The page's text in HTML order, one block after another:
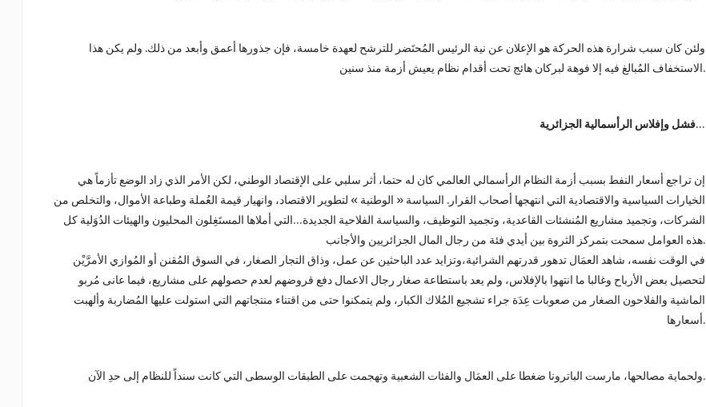
ولئن كان سبب شرارة هذه الحركة هو الإعلان عن نية الرئيس المُحتَضر للترشح لعهدة خامسة، فإن جذورها أعمق وأبعد من ذلك. ولم يكن هذا
الاستخفاف المُبالغ فيه إلا فوهة لبركان هائج تحت أقدام نظام يعيش أزمة منذ سنين.
فشل وإفلاس الرأسمالية الجزائرية…
إن تراجع أسعار النفط بسبب أزمة النظام الرأسمالي العالمي كان له حتما، أثر سلبي على الإقتصاد الوطني، لكن الأمر الذي زاد الوضع تأزماً هي
الخيارات السياسية والاقتصادية التي انتهجها أصحاب القرار. السياسة « الوطنية » لتطوير الاقتصاد، وانهيار قيمة العُملة وطباعة الأموال، والتخلص من
الشركات، وتجميد مشاريع المُنشئات القاعدية، وتجميد التوظيف، والسياسة الفلاحية الجديدة…التي أملاها المستَغِلون المحليون والهيئات الدُوَلية كل
هذه العوامل سمحت بتمركز الثروة بين أيدي فئة من رجال المال الجزائريين والأجانب.
في الوقت نفسه، شاهد العمَال تدهور قدرتهم الشرائية،وتزايد عدد الباحثين عن عمل، وذاق التجار الصغار، في السوق المُقنن أو المُوازي الأمرَّيْن
لتحصيل بعض الأرباح وغالبا ما انتهوا بالإفلاس، ولم يعد باستطاعة صغار رجال الاعمال دفع قروضهم لعدم حصولهم على مشاريع، فيما عانى مُربو
الماشية والفلاحون الصغار من صعوبات عِدَة جراء تشجيع المُلاك الكبار، ولم يتمكنوا حتى من اقتناء منتجاتهم التي استولت عليها المُضاربة وألهبت
أسعارها.
ولحماية مصالحها، مارست الباترونا ضغطا على العمَال والفئات الشعبية وتهجمت على الطبقات الوسطى التي كانت سنداً للنظام إلى حدِ الآن.